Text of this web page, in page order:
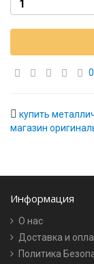
купить
магазин
Информация
О нас
Доставка и
Политика